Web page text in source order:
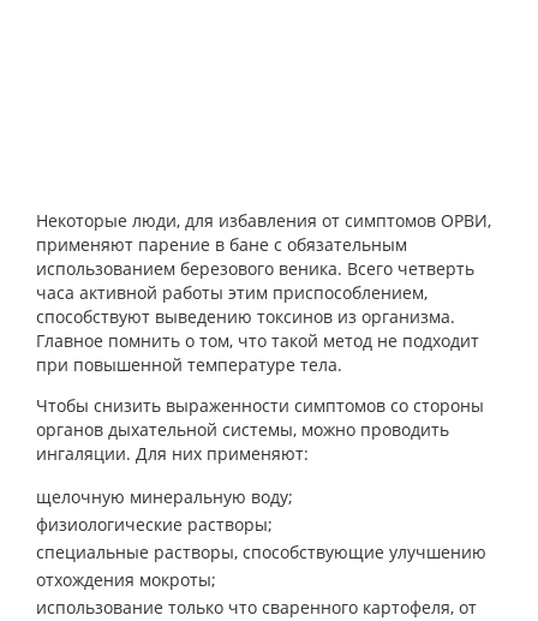
Некоторые люди, для избавления от симптомов ОРВИ,
применяют парение в бане с обязательным
использованием березового веника. Всего четверть
часа активной работы этим приспособлением,
способствуют выведению токсинов из организма.
Главное помнить о том, что такой метод не подходит
при повышенной температуре тела.
Чтобы снизить выраженности симптомов со стороны
органов дыхательной системы, можно проводить
ингаляции. Для них применяют:
щелочную минеральную воду;
физиологические растворы;
специальные растворы, способствующие улучшению
отхождения мокроты;
использование только что сваренного картофеля, от